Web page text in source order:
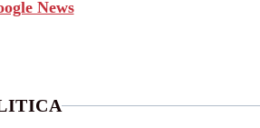
News